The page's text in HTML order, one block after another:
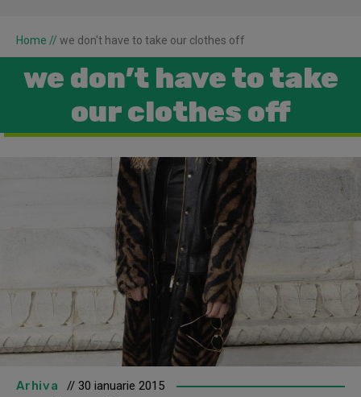
Home // we don't have to take our clothes off
we don’t have to take
our clothes off
Arhiva // 30 ianuarie 2015